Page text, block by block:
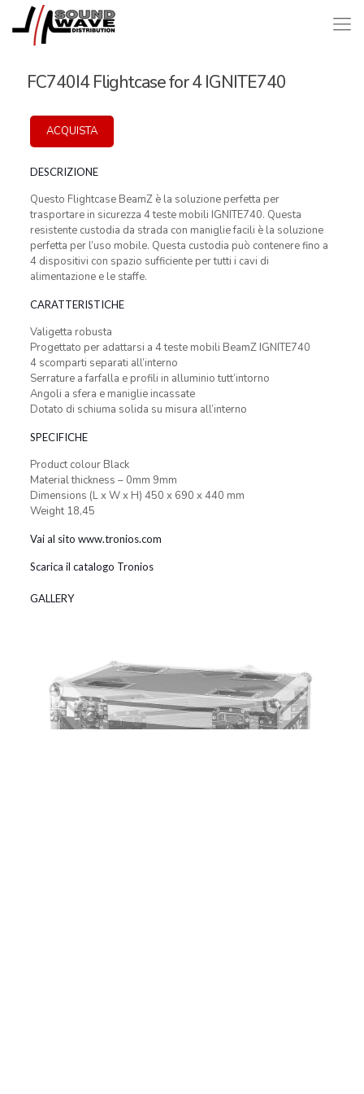
FC740I4 Flightcase for 4 IGNITE740
ACQUISTA
DESCRIZIONE
Questo Flightcase BeamZ è la soluzione perfetta per
trasportare in sicurezza 4 teste mobili IGNITE740. Questa
resistente custodia da strada con maniglie facili è la soluzione
perfetta per l’uso mobile. Questa custodia può contenere fino a
4 dispositivi con spazio sufficiente per tutti i cavi di
alimentazione e le staffe.
CARATTERISTICHE
Valigetta robusta
Progettato per adattarsi a 4 teste mobili BeamZ IGNITE740
4 scomparti separati all’interno
Serrature a farfalla e profili in alluminio tutt’intorno
Angoli a sfera e maniglie incassate
Dotato di schiuma solida su misura all’interno
SPECIFICHE
Product colour Black
Material thickness – 0mm 9mm
Dimensions (L x W x H) 450 x 690 x 440 mm
Weight 18,45
Vai al sito www.tronios.com
Scarica il catalogo Tronios
GALLERY